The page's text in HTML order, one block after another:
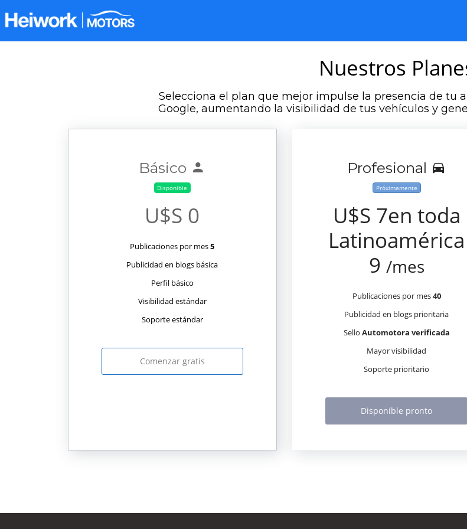
Nuestros
Selecciona el plan que mejor impulse la presencia de tu
Google, aumentando la visibilidad de tus vehículos y
Básico
Disponible
U$S 0
Publicaciones por mes5
Publicidad en blogs básica
Perfil básico
Visibilidad estándar
Soporte estándar
Comenzar gratis
Profesional
Próximamente
U$S 7en toda
Latinoamérica
9 /mes
Publicaciones por mes40
Publicidad en blogs prioritaria
Sello Automotora verificada
Mayor visibilidad
Soporte prioritario
Disponible pronto